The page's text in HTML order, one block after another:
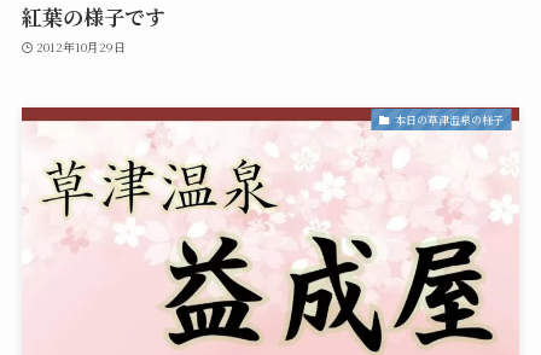
紅葉の様子です
2012年10月29日
本日の草津温泉の様子